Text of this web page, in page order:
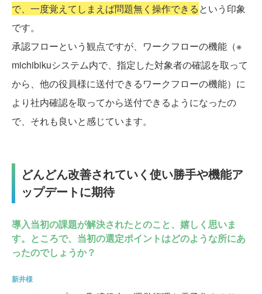
で、一度覚えてしまえば問題無く操作できるという印象
です。
承認フローという観点ですが、ワークフローの機能（※
michibikuシステム内で、指定した対象者の確認を取って
から、他の役員様に送付できるワークフローの機能）に
より社内確認を取ってから送付できるようになったの
で、それも良いと感じています。
どんどん改善されていく使い勝手や機能ア
ップデートに期待
導入当初の課題が解決されたとのこと、嬉しく思いま
す。ところで、当初の選定ポイントはどのような所にあ
ったのでしょうか？
新井様